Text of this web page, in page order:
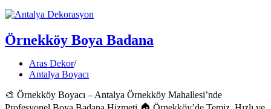
Örnekköy Boya Badana
Aras Dekor
Antalya Boyacı
🎨 Örnekköy Boyacı – Antalya Örnekköy Mahallesi’nde